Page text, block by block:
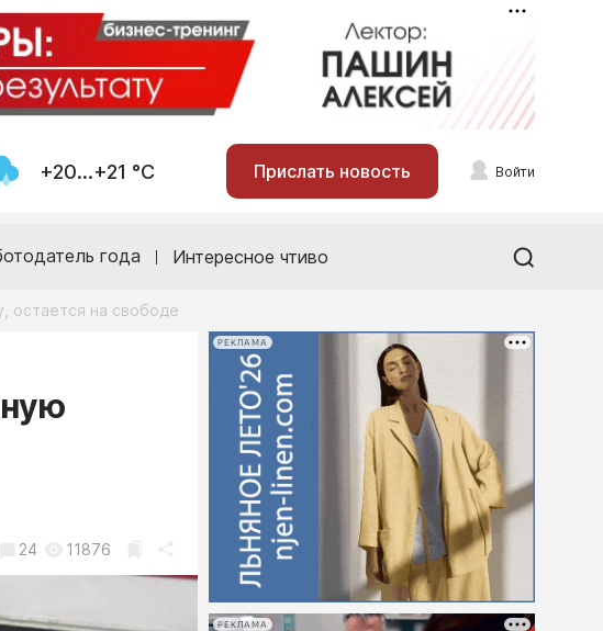
+20...+21 °С Прислать новость Войти
года Интересное чтиво
остается на свободе
24 11876
РЕКЛАМА
РЕКЛАМА